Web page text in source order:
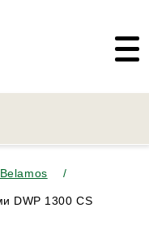
DWP 1300 CS